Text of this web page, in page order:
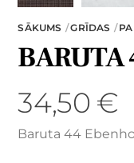
SĀKUMS GRĪDAS
BARUTA
34,50 €
Baruta 44